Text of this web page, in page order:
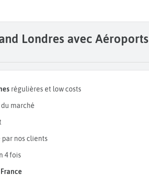
Londres avec Aéroports
régulières et low costs
du marché
nos clients
4 fois